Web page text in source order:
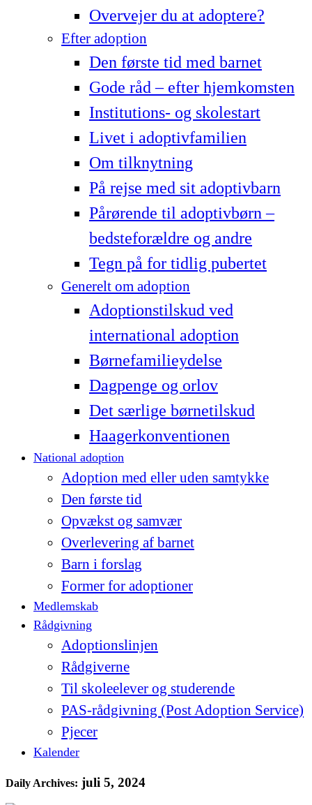
Overvejer du at adoptere?
Efter adoption
Den første tid med barnet
Gode råd – efter hjemkomsten
Institutions- og skolestart
Livet i adoptivfamilien
Om tilknytning
På rejse med sit adoptivbarn
Pårørende til adoptivbørn –
bedsteforældre og andre
Tegn på for tidlig pubertet
Generelt om adoption
Adoptionstilskud ved
international adoption
Børnefamilieydelse
Dagpenge og orlov
Det særlige børnetilskud
Haagerkonventionen
National adoption
Adoption med eller uden samtykke
Den første tid
Opvækst og samvær
Overlevering af barnet
Barn i forslag
Former for adoptioner
Medlemskab
Rådgivning
Adoptionslinjen
Rådgiverne
Til skoleelever og studerende
PAS-rådgivning (Post Adoption Service)
Pjecer
Kalender
Daily Archives: juli 5, 2024